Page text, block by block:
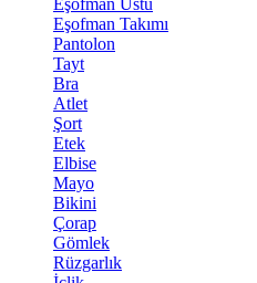
Eşofman Üstü
Eşofman Takımı
Pantolon
Tayt
Bra
Atlet
Şort
Etek
Elbise
Mayo
Bikini
Çorap
Gömlek
Rüzgarlık